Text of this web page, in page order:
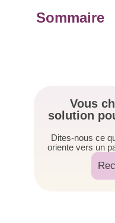
Sommaire
Vous
solution
Dites-nous ce
oriente vers un